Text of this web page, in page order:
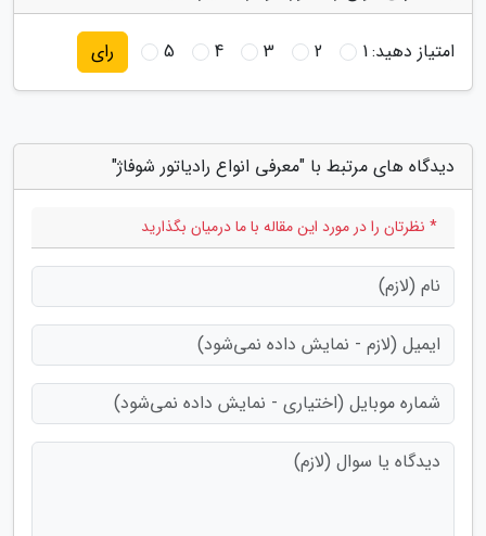
امتیاز دهید:1
2
3
4
5 رای
دیدگاه های مرتبط با "معرفی انواع رادیاتور شوفاژ"
* نظرتان را در مورد این مقاله با ما درمیان بگذارید